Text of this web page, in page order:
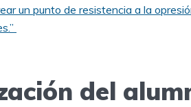
un punto de resistencia a la
del